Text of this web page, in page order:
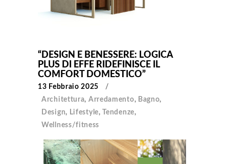
“DESIGN E BENESSERE: LOGICA
PLUS DI EFFE RIDEFINISCE IL
COMFORT DOMESTICO”
13 Febbraio 2025
Architettura, Arredamento, Bagno,
Design, Lifestyle, Tendenze,
Wellness/fitness